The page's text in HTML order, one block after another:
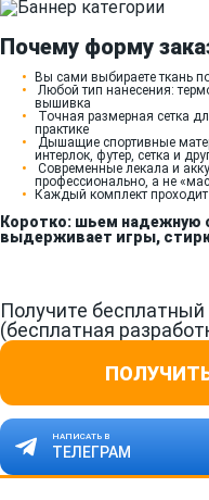
Почему форму
Вы сами выбираете ткань
Любой тип нанесения:
вышивка
Точная размерная сетка
практике
Дышащие спортивные
интерлок, футер, сетка и
Современные лекала и
профессионально, а не
Каждый комплект
Коротко: шьем надежную
выдерживает игры,
Получите
(бесплатная
НАПИСАТЬ В
ТЕЛЕГРАМ